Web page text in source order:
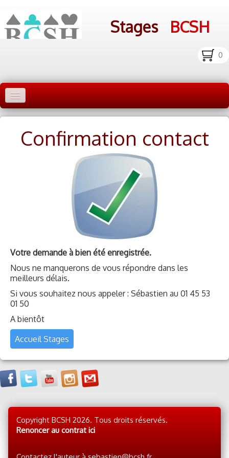
Stages BCSH
0
Accueil Stages
Liens
Inscription aux stages
Confirmation contact
Votre demande à bien été enregistrée.
Nous ne manquerons de vous répondre dans les
meilleurs délais.
Si vous souhaitez nous appeler : Sébastien au 01 45 53
01 50
A bientôt
Accueil Stages
Copyright BCSH 2026. Tous droits réservés.
Renoncer au contrat ici